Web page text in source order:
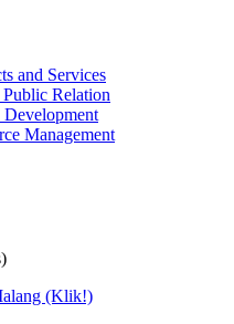
and Services
Relation
Development
Management
(Klik!)